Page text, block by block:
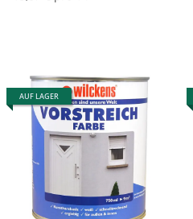
AUF LAGER